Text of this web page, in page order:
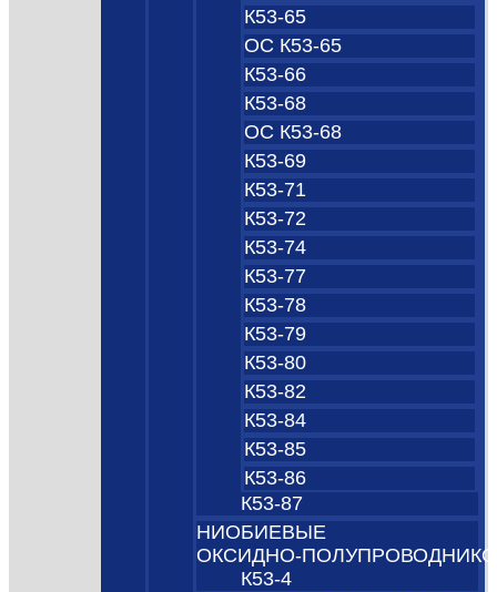
К53-65
ОС К53-65
К53-66
К53-68
ОС К53-68
К53-69
К53-71
К53-72
К53-74
К53-77
К53-78
К53-79
К53-80
К53-82
К53-84
К53-85
К53-86
К53-87
НИОБИЕВЫЕ
К53-4